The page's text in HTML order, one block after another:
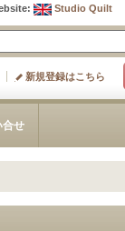
: Studio Quilt
新規登録はこちら
合せ